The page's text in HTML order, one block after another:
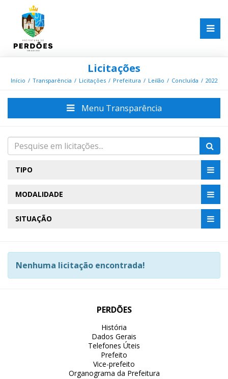
Licitações
Início Transparência Licitações Prefeitura Leilão Concluída 2022
Menu Transparência
TIPO
MODALIDADE
SITUAÇÃO
Nenhuma licitação encontrada!
PERDÕES
História
Dados Gerais
Telefones Úteis
Prefeito
Vice-prefeito
Organograma da Prefeitura